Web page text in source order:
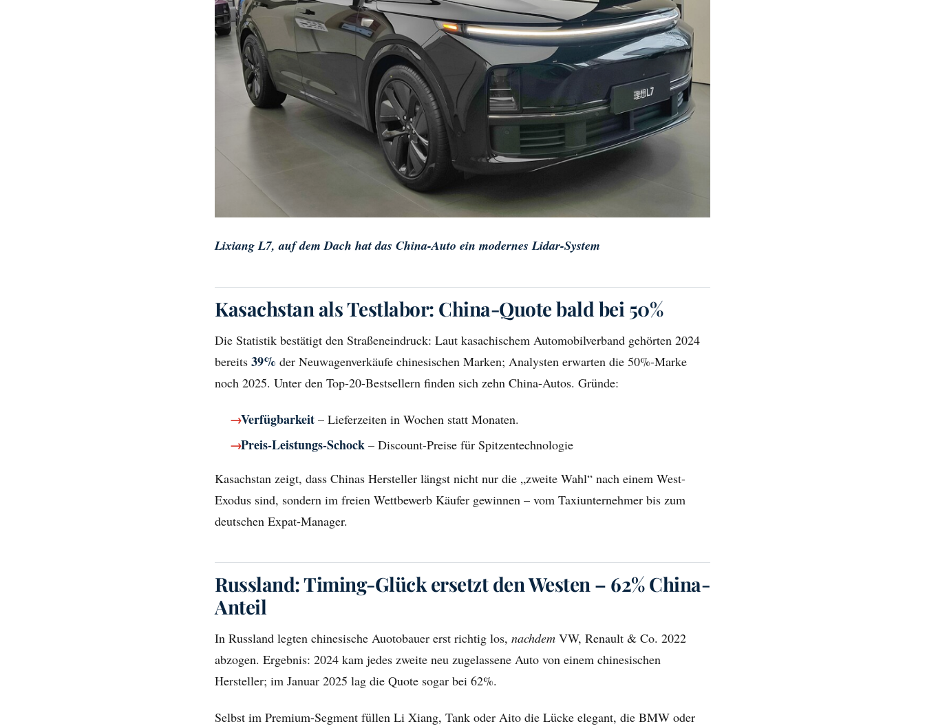
Lixiang L7, auf dem Dach hat das China-Auto ein modernes Lidar-System
Kasachstan als Testlabor: China-Quote bald bei 50%
Die Statistik bestätigt den Straßeneindruck: Laut kasachischem Automobil­verband gehörten 2024
bereits 39% der Neuwagenverkäufe chinesischen Marken; Analysten erwarten die 50%-Marke
noch 2025. Unter den Top-20-Bestsellern finden sich zehn China-Autos. Gründe:
Verfügbarkeit – Lieferzeiten in Wochen statt Monaten.
Preis-Leistungs-Schock – Discount-Preise für Spitzentechnologie
Kasachstan zeigt, dass Chinas Hersteller längst nicht nur die „zweite Wahl“ nach einem West-
Exodus sind, sondern im freien Wettbewerb Käufer gewinnen – vom Taxiunternehmer bis zum
deutschen Expat-Manager.
Russland: Timing-Glück ersetzt den Westen – 62% China-
Anteil
In Russland legten chinesische Auotobauer erst richtig los, nachdem VW, Renault & Co. 2022
abzogen. Ergebnis: 2024 kam jedes zweite neu zugelassene Auto von einem chinesischen
Hersteller; im Januar 2025 lag die Quote sogar bei 62%.
Selbst im Premium-Segment füllen Li Xiang, Tank oder Aito die Lücke elegant, die BMW oder